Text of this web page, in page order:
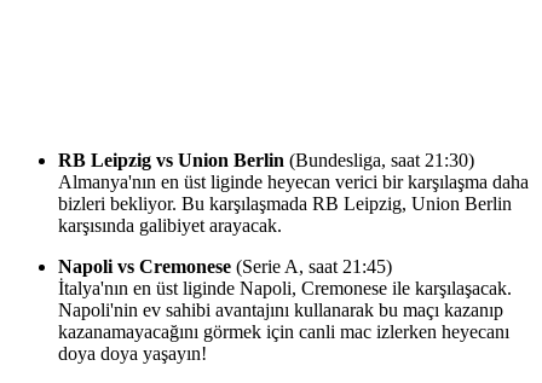
RB Leipzig vs Union Berlin (Bundesliga, saat 21:30)
Almanya'nın en üst liginde heyecan verici bir karşılaşma daha
bizleri bekliyor. Bu karşılaşmada RB Leipzig, Union Berlin
karşısında galibiyet arayacak.
Napoli vs Cremonese (Serie A, saat 21:45)
İtalya'nın en üst liginde Napoli, Cremonese ile karşılaşacak.
Napoli'nin ev sahibi avantajını kullanarak bu maçı kazanıp
kazanamayacağını görmek için canli mac izlerken heyecanı
doya doya yaşayın!